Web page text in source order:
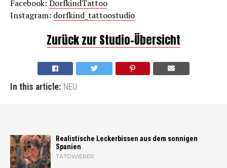
Facebook: DorfkindTattoo
Instagram: dorfkind_tattoostudio
Zurück zur Studio-Übersicht
In this article: NEU
Realistische Leckerbissen aus dem sonnigen
Spanien
TÄTOWIERER